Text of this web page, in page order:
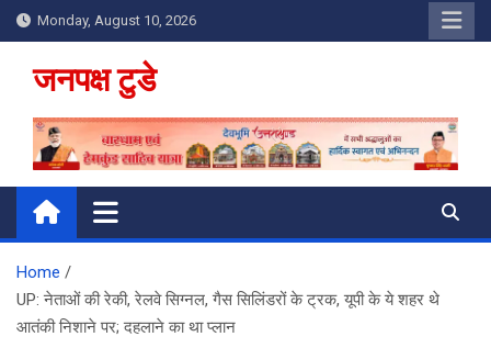
Skip
to
content
Monday, August 10, 2026
जनपक्ष टुडे
Home
UP: नेताओं की रेकी, रेलवे सिग्नल, गैस सिलिंडरों के ट्रक, यूपी के ये शहर थे
आतंकी निशाने पर; दहलाने का था प्लान